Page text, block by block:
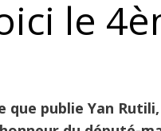
le
publie Yan